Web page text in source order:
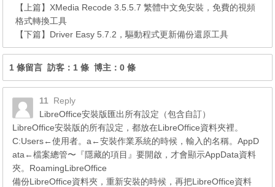
【上篇】 XMedia Recode 3.5.5.7 繁體中文免安裝，免費的視頻
格式轉換工具
【下篇】 Driver Easy 5.7.2，驅動程式更新備份還原工具
1 條留言 訪客：1 條 博主：0 條
11
Reply
LibreOffice安裝版匯出所有設定（包含自訂）
LibreOffice安裝版的所有設定，都放在LibreOffice資料夾裡。
C:Users←使用者。a←安裝作業系統的時候，輸入的名稱。AppD
ata←檔案總管〜『隱藏的項目』要開啟，才會顯示AppData資料
夾。RoamingLibreOffice
備份LibreOffice資料夾，重新安裝的時候，再把LibreOffice資料